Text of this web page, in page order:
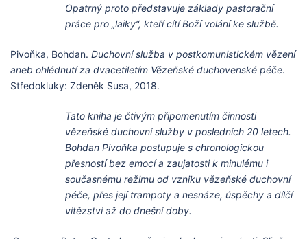
Opatrný proto představuje základy pastorační
práce pro „laiky“, kteří cítí Boží volání ke službě.
Pivoňka, Bohdan. Duchovní služba v postkomunistickém vězení
aneb ohlédnutí za dvacetiletím Vězeňské duchovenské péče.
Středokluky: Zdeněk Susa, 2018.
Tato kniha je čtivým připomenutím činnosti
vězeňské duchovní služby v posledních 20 letech.
Bohdan Pivoňka postupuje s chronologickou
přesností bez emocí a zaujatosti k minulému i
současnému režimu od vzniku vězeňské duchovní
péče, přes její trampoty a nesnáze, úspěchy a dílčí
vítězství až do dnešní doby.